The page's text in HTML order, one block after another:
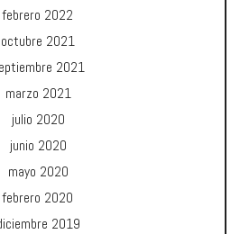
febrero 2022
octubre 2021
2021
marzo 2021
julio 2020
junio 2020
mayo 2020
febrero 2020
2019